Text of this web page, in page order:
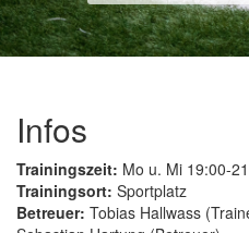
Infos
Trainingszeit: Mo u. Mi 19:00-
Trainingsort: Sportplatz
Betreuer: Tobias Hallwass